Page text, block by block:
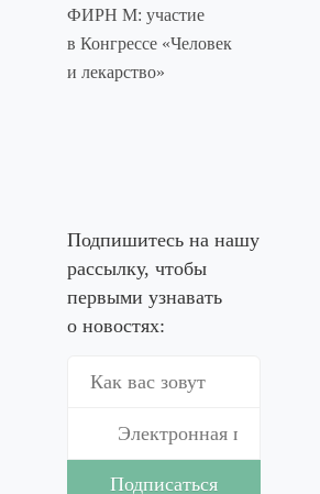
Герпферон
ФИРН М: участие
в Конгрессе «Человек
и лекарство»
Подпишитесь на нашу
рассылку, чтобы
первыми узнавать
о новостях: